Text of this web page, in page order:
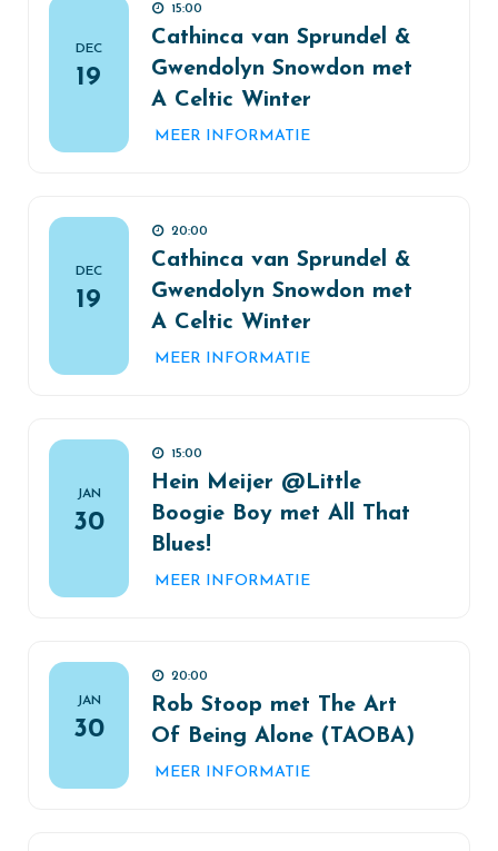
DEC
19
15:00
Cathinca van Sprundel &
Gwendolyn Snowdon met
A Celtic Winter
MEER INFORMATIE
DEC
19
20:00
Cathinca van Sprundel &
Gwendolyn Snowdon met
A Celtic Winter
MEER INFORMATIE
JAN
30
15:00
Hein Meijer @Little
Boogie Boy met All That
Blues!
MEER INFORMATIE
JAN
30
20:00
Rob Stoop met The Art
Of Being Alone (TAOBA)
MEER INFORMATIE